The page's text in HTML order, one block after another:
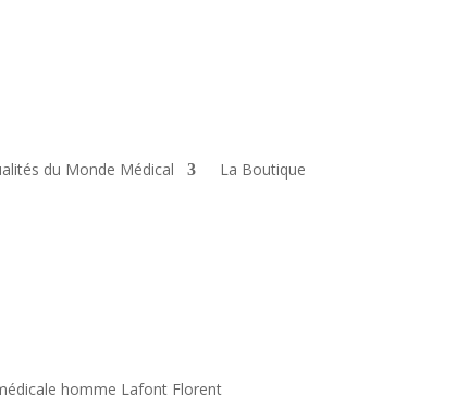
du Monde Médical La Boutique
homme Lafont Florent